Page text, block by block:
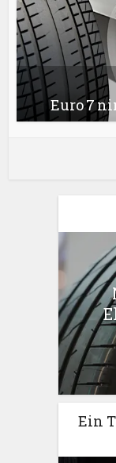
Euro 7
Ein